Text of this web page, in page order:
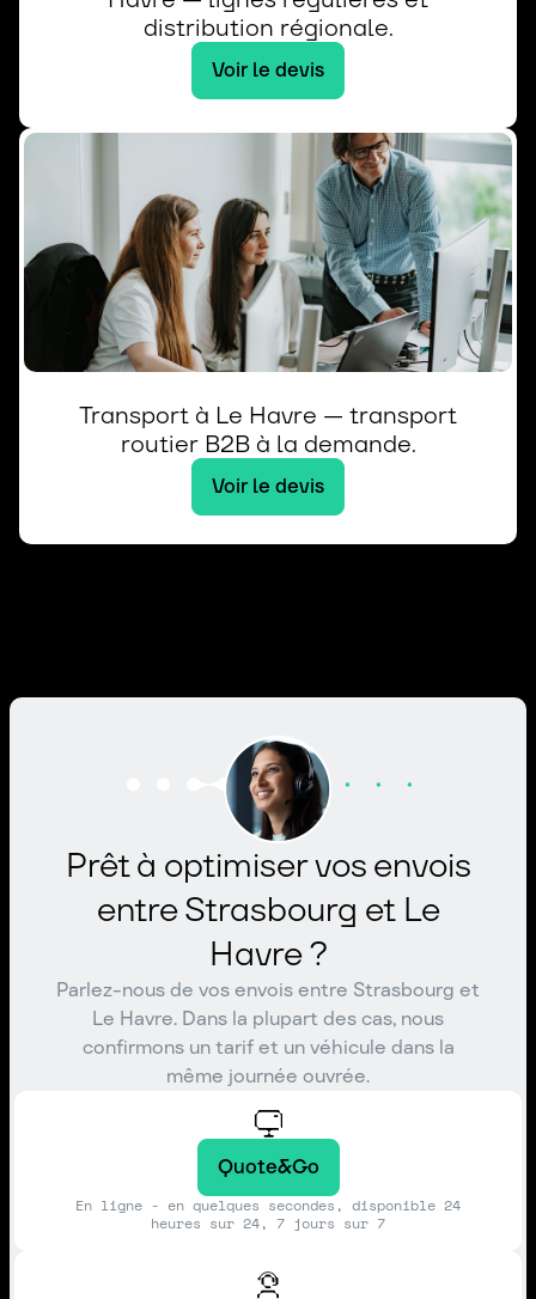
distribution régionale.
Voir le devis
Transport à Le Havre — transport
routier B2B à la demande.
Voir le devis
Prêt à optimiser vos envois
entre Strasbourg et Le
Havre ?
Parlez-nous de vos envois entre Strasbourg et
Le Havre. Dans la plupart des cas, nous
confirmons un tarif et un véhicule dans la
même journée ouvrée.
Quote&Go
En ligne - en quelques secondes, disponible 24
heures sur 24, 7 jours sur 7